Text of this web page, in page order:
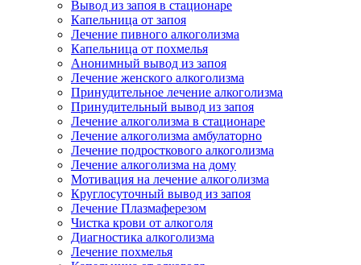
Вывод из запоя в стационаре
Капельница от запоя
Лечение пивного алкоголизма
Капельница от похмелья
Анонимный вывод из запоя
Лечение женского алкоголизма
Принудительное лечение алкоголизма
Принудительный вывод из запоя
Лечение алкоголизма в стационаре
Лечение алкоголизма амбулаторно
Лечение подросткового алкоголизма
Лечение алкоголизма на дому
Мотивация на лечение алкоголизма
Круглосуточный вывод из запоя
Лечение Плазмаферезом
Чистка крови от алкоголя
Диагностика алкоголизма
Лечение похмелья